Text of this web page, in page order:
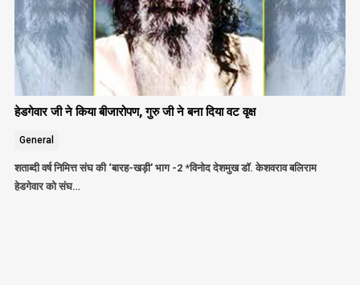
हेडगेवार जी ने किया बीजारोपण, गुरु जी ने बना दिया वट वृक्ष
General
शताब्दी वर्ष निमित्त संघ की ‘बारह-खड़ी’ भाग -2 *विनोद देशमुख डॉ. केशवराव बलिराम
हेडगेवार को संघ…